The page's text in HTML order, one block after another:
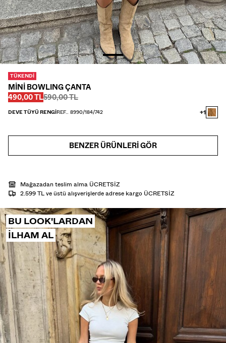
TÜKENDI
MİNİ BOWLING ÇANTA
İNDIRIMLI FIYAT
490,00 TLÖnce
590,00 TL
Önce
DEVE TÜYÜ RENGIREF.. 8990/184/742 +1
BENZER ÜRÜNLERI GÖR
Mağazadan teslim alma ÜCRETSİZ
2.599 TL ve üstü alışverişlerde adrese kargo ÜCRETSİZ
BU LOOK'LARDAN
ILHAM AL
SETS
GİYİMİ
SON GÜNLERİ
SATANLAR
PROJELER